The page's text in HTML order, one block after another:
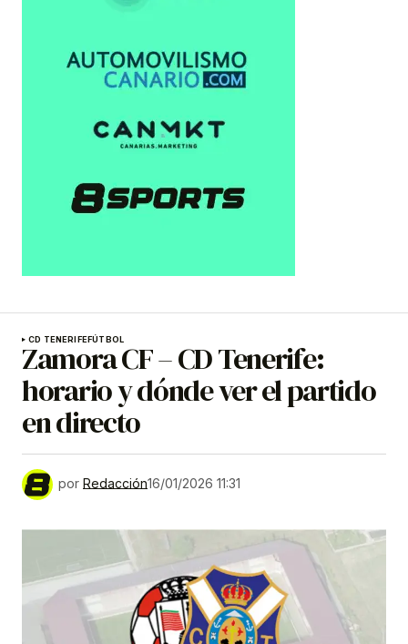
CD TENERIFEFÚTBOL
Zamora CF – CD Tenerife:
horario y dónde ver el partido
en directo
por Redacción16/01/2026 11:31